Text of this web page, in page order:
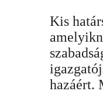
Kis
hazáért.